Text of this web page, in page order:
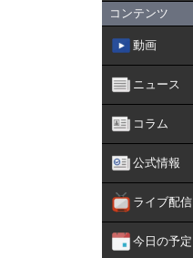
コンテンツ
動画
ニュース
コラム
公式情報
ライブ配信
今日の予定